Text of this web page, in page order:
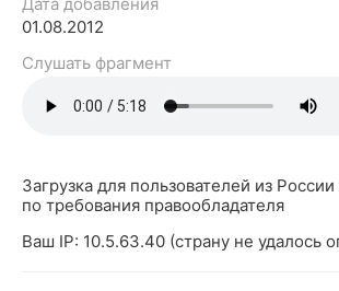
01.08.2012
Слушать фрагмент
Загрузка для пользователей из
по требования правообладателя
Ваш IP: 10.5.63.40 (страну не удалось